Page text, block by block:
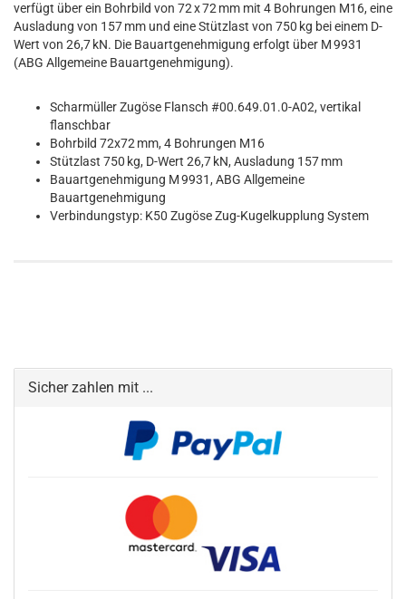
verfügt über ein Bohrbild von 72 x 72 mm mit 4 Bohrungen M16, eine
Ausladung von 157 mm und eine Stützlast von 750 kg bei einem D-
Wert von 26,7 kN. Die Bauartgenehmigung erfolgt über M 9931
(ABG Allgemeine Bauartgenehmigung).
Scharmüller Zugöse Flansch #00.649.01.0-A02, vertikal
flanschbar
Bohrbild 72x72 mm, 4 Bohrungen M16
Stützlast 750 kg, D-Wert 26,7 kN, Ausladung 157 mm
Bauartgenehmigung M 9931, ABG Allgemeine
Bauartgenehmigung
Verbindungstyp: K50 Zugöse Zug-Kugelkupplung System
Sicher zahlen mit ...